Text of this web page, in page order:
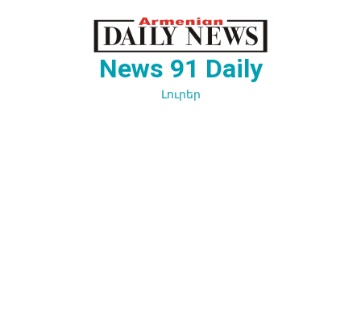
News 91 Daily
Լուրեր